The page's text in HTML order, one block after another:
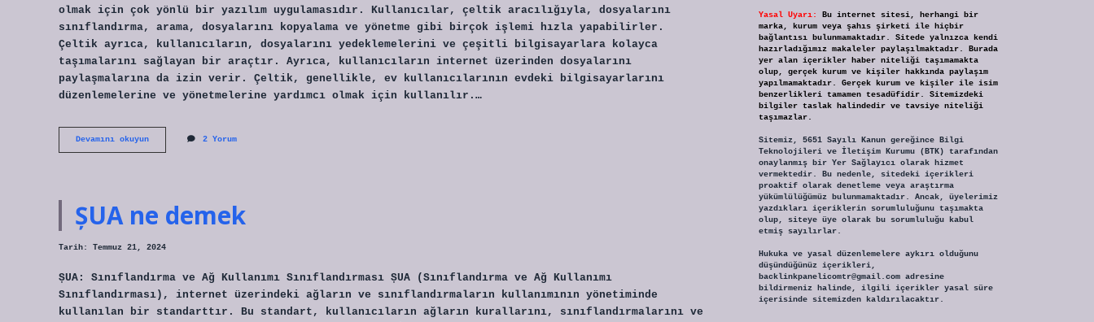
olmak için çok yönlü bir yazılım uygulamasıdır. Kullanıcılar, çeltik aracılığıyla, dosyalarını
sınıflandırma, arama, dosyalarını kopyalama ve yönetme gibi birçok işlemi hızla yapabilirler.
Çeltik ayrıca, kullanıcıların, dosyalarını yedeklemelerini ve çeşitli bilgisayarlara kolayca
taşımalarını sağlayan bir araçtır. Ayrıca, kullanıcıların internet üzerinden dosyalarını
paylaşmalarına da izin verir. Çeltik, genellikle, ev kullanıcılarının evdeki bilgisayarlarını
düzenlemelerine ve yönetmelerine yardımcı olmak için kullanılır.…
Devamını okuyunÇeltik
nedir
2 Yorum
ȘUA ne demek
Tarih: Temmuz 21, 2024
ȘUA: Sınıflandırma ve Ağ Kullanımı Sınıflandırması ȘUA (Sınıflandırma ve Ağ Kullanımı
Sınıflandırması), internet üzerindeki ağların ve sınıflandırmaların kullanımının yönetiminde
kullanılan bir standarttır. Bu standart, kullanıcıların ağların kurallarını, sınıflandırmalarını ve
Yasal Uyarı:
Bu internet sitesi, herhangi bir
marka, kurum veya şahıs şirketi ile hiçbir
bağlantısı bulunmamaktadır. Sitede yalnızca kendi
hazırladığımız makaleler paylaşılmaktadır. Burada
yer alan içerikler haber niteliği taşımamakta
olup, gerçek kurum ve kişiler hakkında paylaşım
yapılmamaktadır. Gerçek kurum ve kişiler ile isim
benzerlikleri tamamen tesadüfidir. Sitemizdeki
bilgiler taslak halindedir ve tavsiye niteliği
taşımazlar.
Sitemiz, 5651 Sayılı Kanun gereğince Bilgi
Teknolojileri ve İletişim Kurumu (BTK) tarafından
onaylanmış bir Yer Sağlayıcı olarak hizmet
vermektedir. Bu nedenle, sitedeki içerikleri
proaktif olarak denetleme veya araştırma
yükümlülüğümüz bulunmamaktadır. Ancak, üyelerimiz
yazdıkları içeriklerin sorumluluğunu taşımakta
olup, siteye üye olarak bu sorumluluğu kabul
etmiş sayılırlar.
Hukuka ve yasal düzenlemelere aykırı olduğunu
düşündüğünüz içerikleri,
backlinkpanelicomtr@gmail.comadresine
bildirmeniz halinde, ilgili içerikler yasal süre
içerisinde sitemizden kaldırılacaktır.